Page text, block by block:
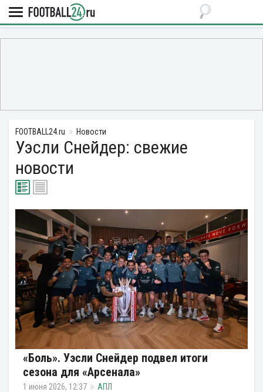
FOOTBALL24.ru Новости
Уэсли Снейдер: свежие
новости
«Боль». Уэсли Снейдер подвел итоги
сезона для «Арсенала»
1 июня 2026, 12:37 АПЛ